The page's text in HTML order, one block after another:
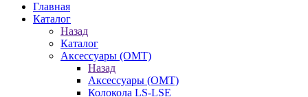
Главная
Каталог
Назад
Каталог
Аксессуары (OMT)
Назад
Аксессуары (OMT)
Колокола LS-LSE